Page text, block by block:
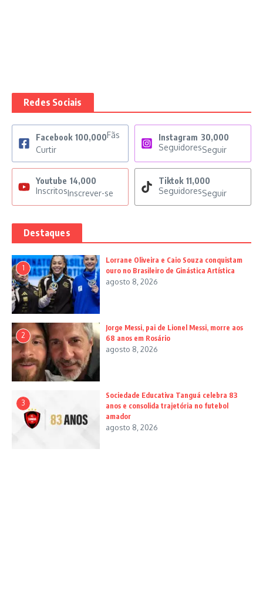
Redes Sociais
Facebook 100,000Fãs
Curtir
Instagram 30,000
SeguidoresSeguir
Youtube 14,000
Inscritos Inscrever-se
Tiktok 11,000
SeguidoresSeguir
Destaques
1
Lorrane Oliveira e Caio Souza conquistam
ouro no Brasileiro de Ginástica Artística
agosto 8, 2026
2
Jorge Messi, pai de Lionel Messi, morre aos
68 anos em Rosário
agosto 8, 2026
3
Sociedade Educativa Tanguá celebra 83
anos e consolida trajetória no futebol
amador
agosto 8, 2026